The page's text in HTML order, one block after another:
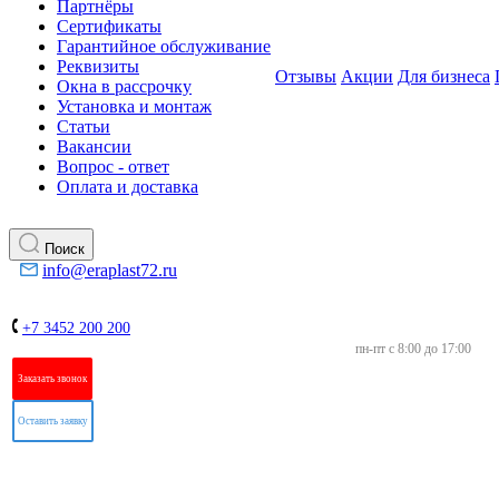
Партнёры
Сертификаты
Гарантийное обслуживание
Реквизиты
Окна в рассрочку
Установка и монтаж
Статьи
Вакансии
Вопрос - ответ
Оплата и доставка
Отзывы Акции Для бизнеса
Поиск
info@eraplast72.ru
+7 3452 200 200
пн-пт с 8:00 до 17:00
Заказать звонок
Оставить заявку